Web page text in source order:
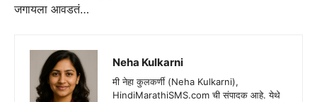
जगायला आवडतं…
Neha Kulkarni
मी नेहा कुलकर्णी (Neha Kulkarni),
HindiMarathiSMS.com ची संपादक आहे. येथे